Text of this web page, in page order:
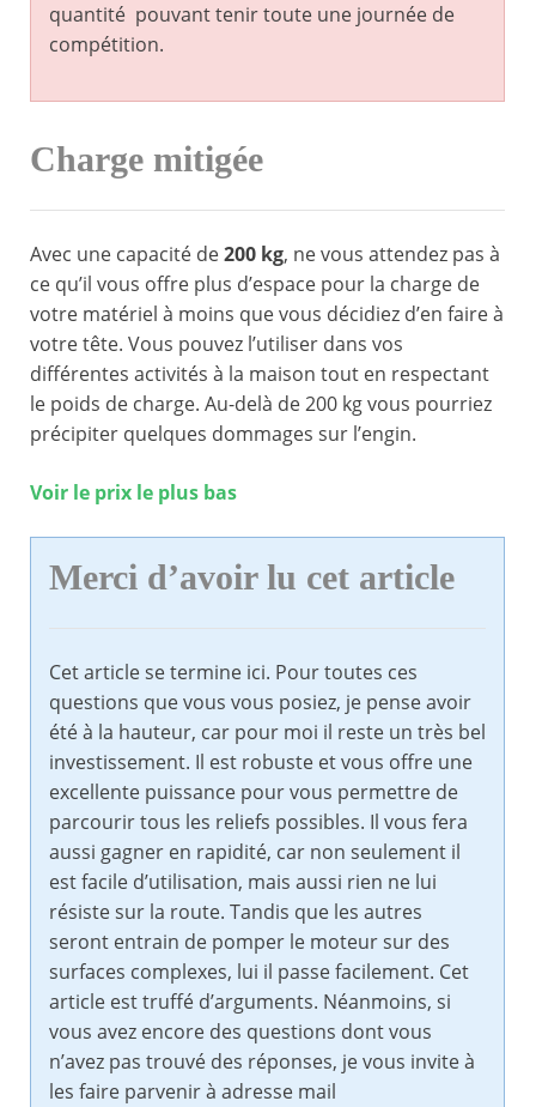
quantité pouvant tenir toute une journée de
compétition.
Charge mitigée
Avec une capacité de200 kg, ne vous attendez pas à
ce qu’il vous offre plus d’espace pour la charge de
votre matériel à moins que vous décidiez d’en faire à
votre tête. Vous pouvez l’utiliser dans vos
différentes activités à la maison tout en respectant
le poids de charge. Au-delà de 200 kg vous pourriez
précipiter quelques dommages sur l’engin.
Voir le prix le plus bas
Merci d’avoir lu cet article
Cet article se termine ici. Pour toutes ces
questions que vous vous posiez, je pense avoir
été à la hauteur, car pour moi il reste un très bel
investissement. Il est robuste et vous offre une
excellente puissance pour vous permettre de
parcourir tous les reliefs possibles. Il vous fera
aussi gagner en rapidité, car non seulement il
est facile d’utilisation, mais aussi rien ne lui
résiste sur la route. Tandis que les autres
seront entrain de pomper le moteur sur des
surfaces complexes, lui il passe facilement. Cet
article est truffé d’arguments. Néanmoins, si
vous avez encore des questions dont vous
n’avez pas trouvé des réponses, je vous invite à
les faire parvenir à adresse mail